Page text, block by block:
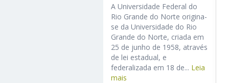
A Universidade Federal do
Rio Grande do Norte origina-
se da Universidade do Rio
Grande do Norte, criada em
25 de junho de 1958, através
de lei estadual, e
federalizada em 18 de... Leia
mais